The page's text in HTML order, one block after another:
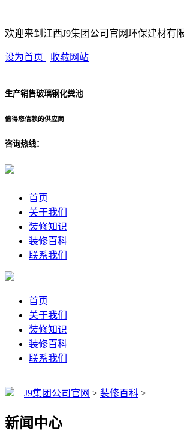
欢迎来到江西J9集团公司官网环保建材有
设为首页 | 收藏网站
生产销售玻璃钢化粪池
值得您信赖的供应商
咨询热线：
首页
关于我们
装修知识
装修百科
联系我们
首页
关于我们
装修知识
装修百科
联系我们
J9集团公司官网 > 装修百科 >
新闻中心